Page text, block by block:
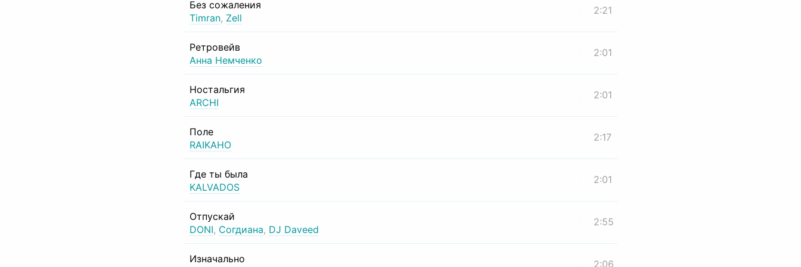
Без сожаления
Timran, Zell
2:21
Ретровейв
Анна Немченко
2:01
Ностальгия
ARCHI
2:01
Поле
RAIKAHO
2:17
Где ты была
KALVADOS
2:01
Отпускай
DONI, Согдиана, DJ Daveed
2:55
Изначально
2:06